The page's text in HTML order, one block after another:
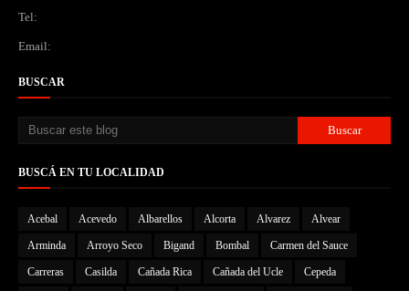
Tel:
Email:
BUSCAR
BUSCÁ EN TU LOCALIDAD
Acebal Acevedo Albarellos Alcorta Alvarez Alvear
Arminda Arroyo Seco Bigand Bombal Carmen del Sauce
Carreras Casilda Cañada Rica Cañada del Ucle Cepeda